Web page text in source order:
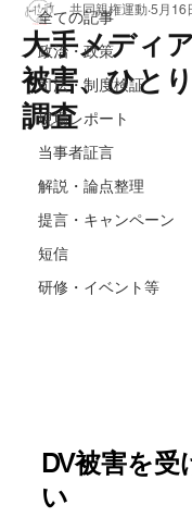
全ての記事
政治・政策
司法・制度検証
現場レポート
当事者証言
解説・論点整理
提言・キャンペーン
短信
研修・イベント等
大手メディ
被害、ひと
調査
共同親権運動 5月16
DV被害を受
い